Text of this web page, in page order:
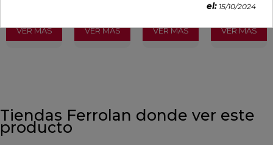
VER MÁS VER MÁS VER MÁS
incl.)
VER MÁS
Tiendas Ferrolan donde ver este
producto
el: 15/10/2024